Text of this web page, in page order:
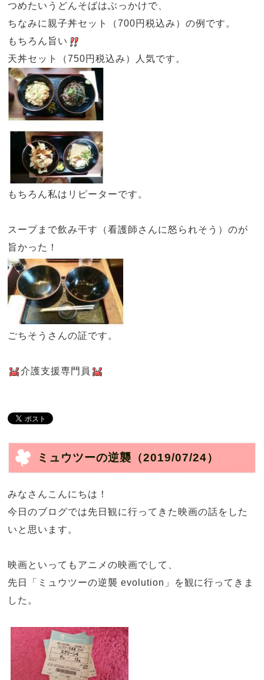
つめたいうどんそばはぶっかけで、
ちなみに親子丼セット（700円税込み）の例です。
もちろん旨い
天丼セット（750円税込み）人気です。
もちろん私はリピーターです。
スープまで飲み干す（看護師さんに怒られそう）のが
旨かった！
ごちそうさんの証です。
介護支援専門員
ミュウツーの逆襲 （2019/07/24）
みなさんこんにちは！
今日のブログでは先日観に行ってきた映画の話をした
いと思います。
映画といってもアニメの映画でして、
先日「ミュウツーの逆襲 evolution 」を観に行ってきま
した。